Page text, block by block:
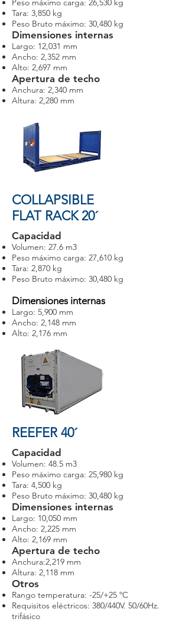
Peso máximo carga: 26,530 kg
Tara: 3,850 kg
Peso Bruto máximo: 30,480 kg
Dimensiones internas
Largo: 12,031 mm
Ancho: 2,352 mm
Alto: 2,697 mm
Apertura de techo
Anchura: 2,340 mm
Altura: 2,280 mm
COLLAPSIBLE
FLAT RACK 20´
Capacidad
Volumen: 27.6 m3
Peso máximo carga: 27,610 kg
Tara: 2,870 kg
Peso Bruto máximo: 30,480 kg
Dimensiones internas
Largo: 5,900 mm
Ancho: 2,148 mm
Alto: 2,176 mm
REEFER 40´
Capacidad
Volumen: 48.5 m3
Peso máximo carga: 25,980 kg
Tara: 4,500 kg
Peso Bruto máximo: 30,480 kg
Dimensiones internas
Largo: 10,050 mm
Ancho: 2,225 mm
Alto: 2,169 mm
Apertura de techo
Anchura:2,219 mm
Altura: 2,118 mm
Otros
Rango temperatura: -25/+25 ºC
Requisitos eléctricos: 380/440V. 50/60Hz.
trifásico